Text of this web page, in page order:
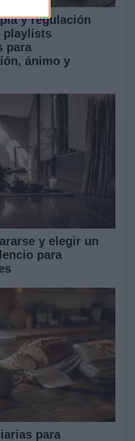
y regulación
playlists
para
ánimo y
y elegir un
para
para